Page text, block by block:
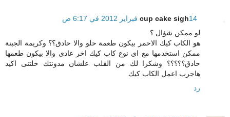
cup cake sigh14 فبراير 2012 في 6:17 ص
لو ممكن شؤال ؟
هو الكاب كيك الاحمر بيكون طعمة حلو والا حادق؟؟ وكريمة الجبنة
ممكن استخدمها مع اى نوع كاب كيك اخر عادى والا بيكون طعمها
حادق؟؟؟؟؟ وشكرا لك من القلب علشان مدونتك خلتنى اكيد
هاجرب اعمل الكاب كيك
رد